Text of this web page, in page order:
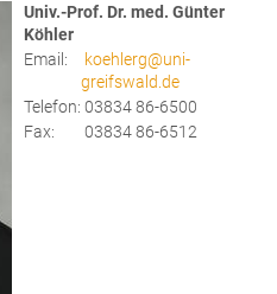
Univ.-Prof. Dr. med. Günter
Köhler
Email:
koehlerg@uni-
greifswald.de
Telefon: 03834 86-6500
Fax:
03834 86-6512